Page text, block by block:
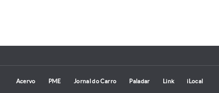
Acervo PME Jornal do Carro Paladar Link iLocal